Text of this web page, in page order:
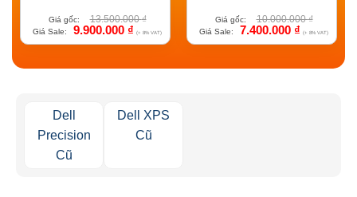
Giá gốc: 13.500.000₫
Giá Sale: 9.900.000 ₫ (+ 8% VAT)
Giá gốc: 10.000.000₫
Giá Sale: 7.400.000 ₫ (+ 8% VAT)
Dell
Precision
Cũ
Dell XPS
Cũ